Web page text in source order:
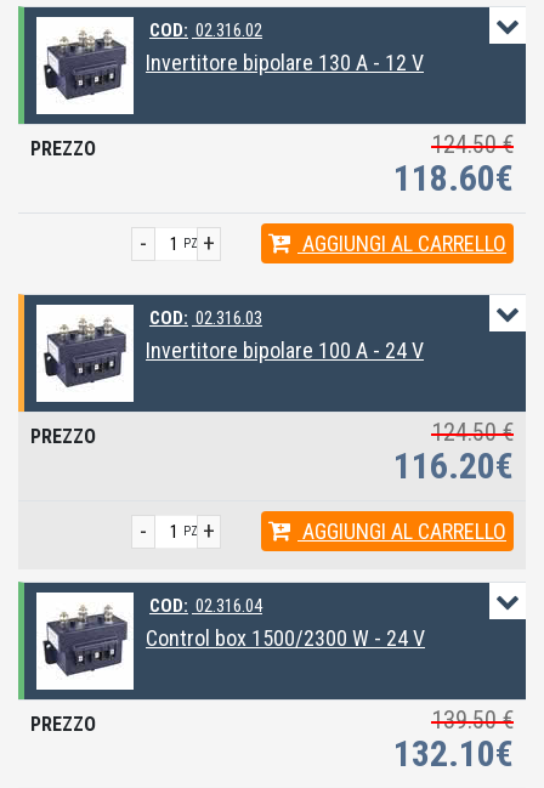
COD: 02.316.02
Invertitore bipolare 130 A - 12 V
124.50 €
118.60€
+
- PZ AGGIUNGI AL CARRELLO
COD: 02.316.03
Invertitore bipolare 100 A - 24 V
124.50 €
116.20€
+
- PZ AGGIUNGI AL CARRELLO
COD: 02.316.04
Control box 1500/2300 W - 24 V
139.50 €
132.10€